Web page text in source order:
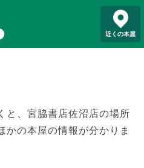
近くの本屋
と、宮脇書店佐沼店の場所
かの本屋の情報が分かりま